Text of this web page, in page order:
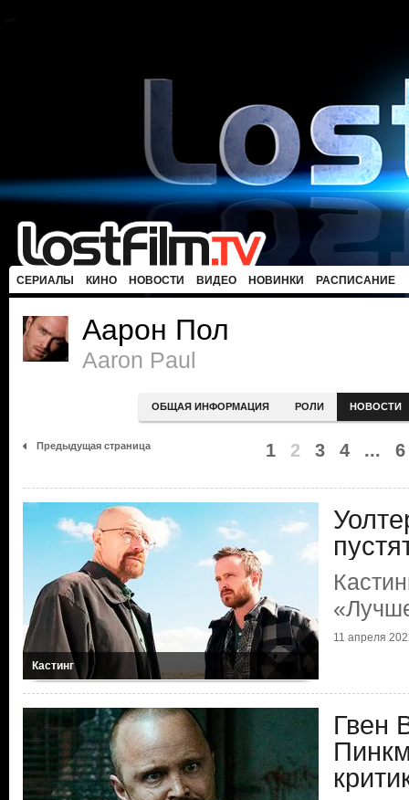
СЕРИАЛЫ КИНО НОВОСТИ ВИДЕО НОВИНКИ РАСПИСАНИЕ
Аарон Пол
Aaron Paul
ОБЩАЯ ИНФОРМАЦИЯ РОЛИ НОВОСТИ
Предыдущая страница 1 2 3 4 ... 6
Кастинг
11 апреля
Гвен